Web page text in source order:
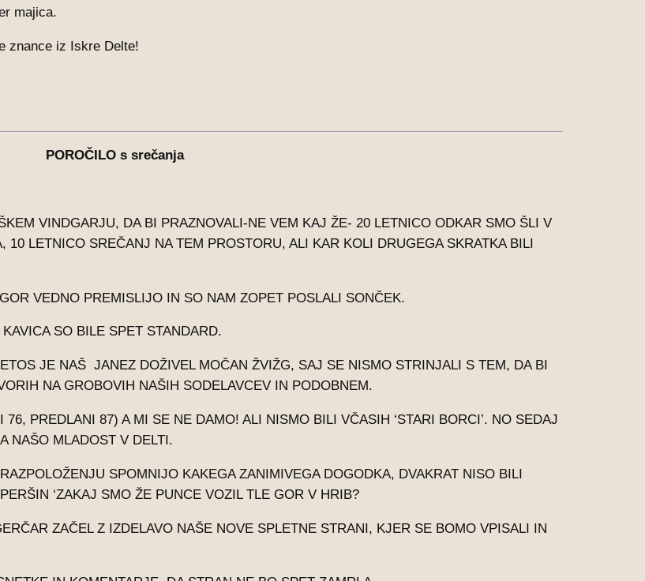
majica.
znance iz Iskre Delte!
POROČILO s srečanja
VINDGARJU, DA BI PRAZNOVALI-NE VEM KAJ ŽE- 20 LETNICO ODKAR SMO ŠLI V
LETNICO SREČANJ NA TEM PROSTORU, ALI KAR KOLI DRUGEGA SKRATKA BILI
VEDNO PREMISLIJO IN SO NAM ZOPET POSLALI SONČEK.
SO BILE SPET STANDARD.
JE NAŠ JANEZ DOŽIVEL MOČAN ŽVIŽG, SAJ SE NISMO STRINJALI S TEM, DA BI
NA GROBOVIH NAŠIH SODELAVCEV IN PODOBNEM.
PREDLANI 87) A MI SE NE DAMO! ALI NISMO BILI VČASIH ‘STARI BORCI’. NO SEDAJ
NAŠO MLADOST V DELTI.
SPOMNIJO KAKEGA ZANIMIVEGA DOGODKA, DVAKRAT NISO BILI
‘ZAKAJ SMO ŽE PUNCE VOZIL TLE GOR V HRIB?
ZAČEL Z IZDELAVO NAŠE NOVE SPLETNE STRANI, KJER SE BOMO VPISALI IN